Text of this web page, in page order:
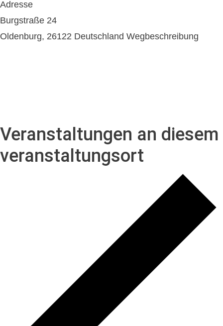
Adresse
Burgstraße 24
Oldenburg, 26122 Deutschland Wegbeschreibung
Veranstaltungen an diesem
veranstaltungsort